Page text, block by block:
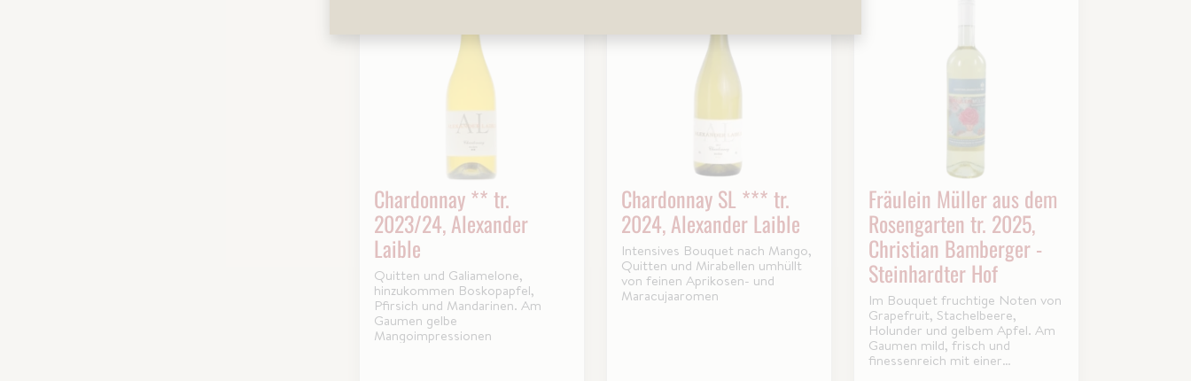
Chardonnay ** tr.
2023/24, Alexander
Laible
Quitten und Galiamelone,
hinzukommen Boskopapfel,
Pfirsich und Mandarinen. Am
Gaumen gelbe
Mangoimpressionen
Chardonnay SL *** tr.
2024, Alexander Laible
Intensives Bouquet nach Mango,
Quitten und Mirabellen umhüllt
von feinen Aprikosen- und
Maracujaaromen
Fräulein Müller aus dem
Rosengarten tr. 2025,
Christian Bamberger -
Steinhardter Hof
Im Bouquet fruchtige Noten von
Grapefruit, Stachelbeere,
Holunder und gelbem Apfel. Am
Gaumen mild, frisch und
finessenreich mit einer